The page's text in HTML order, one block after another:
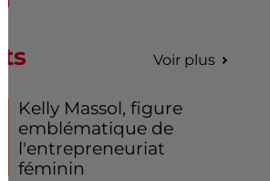
Voir plus
Kelly Massol, figure
emblématique de
l'entrepreneuriat
féminin